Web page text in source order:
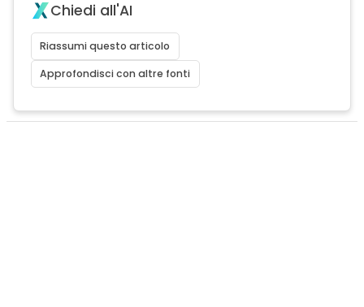
Chiedi all'AI
Riassumi questo articolo
Approfondisci con altre fonti